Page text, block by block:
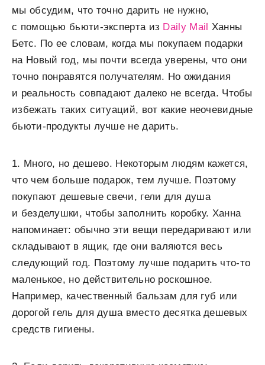
мы обсудим, что точно дарить не нужно,
с помощью бьюти-эксперта из Daily Mail Ханны
Бетс. По ее словам, когда мы покупаем подарки
на Новый год, мы почти всегда уверены, что они
точно понравятся получателям. Но ожидания
и реальность совпадают далеко не всегда. Чтобы
избежать таких ситуаций, вот какие неочевидные
бьюти-продукты лучше не дарить.
1. Много, но дешево. Некоторым людям кажется,
что чем больше подарок, тем лучше. Поэтому
покупают дешевые свечи, гели для душа
и безделушки, чтобы заполнить коробку. Ханна
напоминает: обычно эти вещи передаривают или
складывают в ящик, где они валяются весь
следующий год. Поэтому лучше подарить что-то
маленькое, но действительно роскошное.
Например, качественный бальзам для губ или
дорогой гель для душа вместо десятка дешевых
средств гигиены.